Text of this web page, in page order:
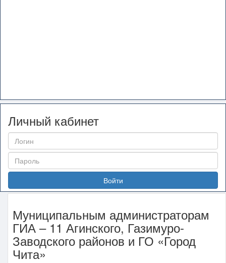
Личный кабинет
Войти
Муниципальным администраторам
ГИА – 11 Агинского, Газимуро-
Заводского районов и ГО «Город
Чита»